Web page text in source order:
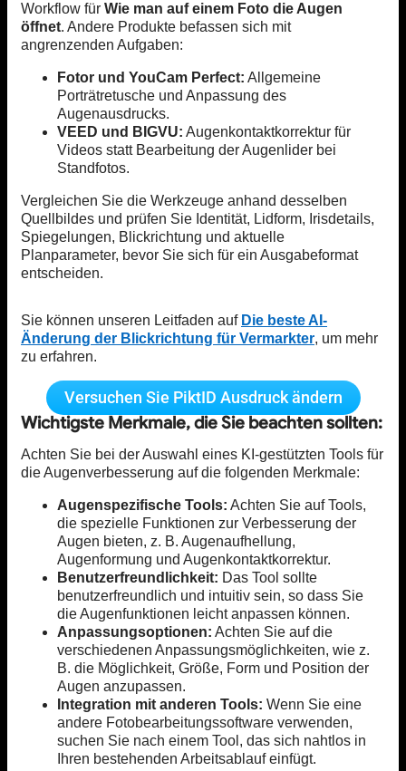
Workflow für Wie man auf einem Foto die Augen
öffnet. Andere Produkte befassen sich mit
angrenzenden Aufgaben:
Fotor und YouCam Perfect: Allgemeine
Porträtretusche und Anpassung des
Augenausdrucks.
VEED und BIGVU: Augenkontaktkorrektur für
Videos statt Bearbeitung der Augenlider bei
Standfotos.
Vergleichen Sie die Werkzeuge anhand desselben
Quellbildes und prüfen Sie Identität, Lidform, Irisdetails,
Spiegelungen, Blickrichtung und aktuelle
Planparameter, bevor Sie sich für ein Ausgabeformat
entscheiden.
Sie können unseren Leitfaden auf Die beste AI-
Änderung der Blickrichtung für Vermarkter, um mehr
zu erfahren.
Versuchen Sie PiktID Ausdruck ändern
Wichtigste Merkmale, die Sie beachten sollten:
Achten Sie bei der Auswahl eines KI-gestützten Tools für
die Augenverbesserung auf die folgenden Merkmale:
Augenspezifische Tools: Achten Sie auf Tools,
die spezielle Funktionen zur Verbesserung der
Augen bieten, z. B. Augenaufhellung,
Augenformung und Augenkontaktkorrektur.
Benutzerfreundlichkeit: Das Tool sollte
benutzerfreundlich und intuitiv sein, so dass Sie
die Augenfunktionen leicht anpassen können.
Anpassungsoptionen: Achten Sie auf die
verschiedenen Anpassungsmöglichkeiten, wie z.
B. die Möglichkeit, Größe, Form und Position der
Augen anzupassen.
Integration mit anderen Tools: Wenn Sie eine
andere Fotobearbeitungssoftware verwenden,
suchen Sie nach einem Tool, das sich nahtlos in
Ihren bestehenden Arbeitsablauf einfügt.